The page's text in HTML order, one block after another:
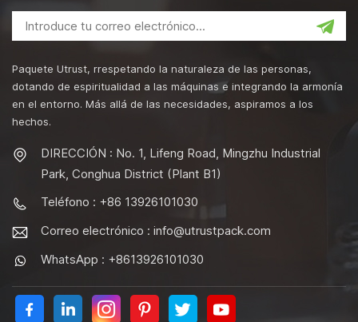
Paquete Utrust, rrespetando la naturaleza de las personas,
dotando de espiritualidad a las máquinas e integrando la armonía
en el entorno. Más allá de las necesidades, aspiramos a los
hechos.
DIRECCIÓN : No. 1, Lifeng Road, Mingzhu Industrial
Park, Conghua District (Plant B1)
Teléfono : +86 13926101030
Correo electrónico : info@utrustpack.com
WhatsApp : +8613926101030